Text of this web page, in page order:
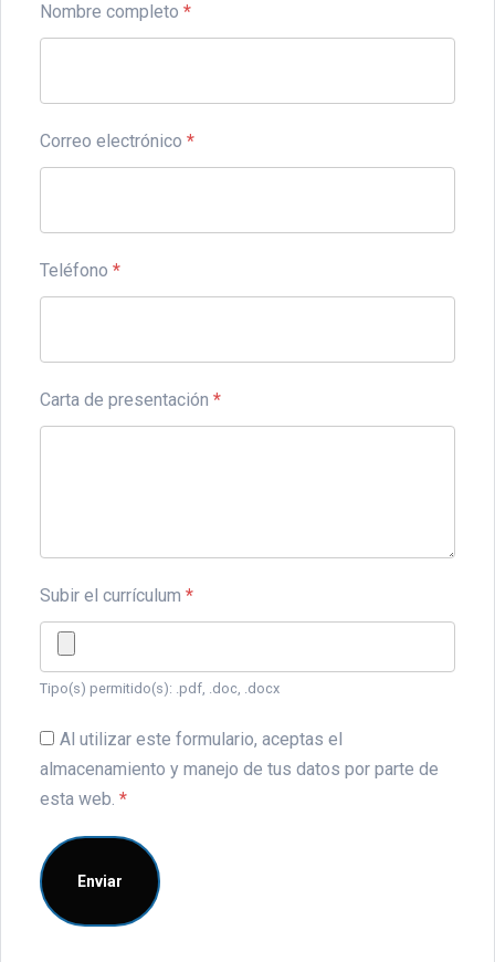
Nombre completo *
Correo electrónico *
Teléfono *
Carta de presentación *
Subir el currículum *
Tipo(s) permitido(s): .pdf, .doc, .docx
Al utilizar este formulario, aceptas el
almacenamiento y manejo de tus datos por parte de
esta web. *